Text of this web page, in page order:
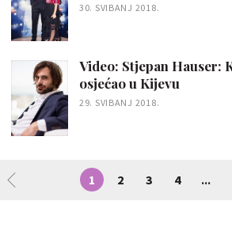
30. SVIBANJ 2018.
Video: Stjepan Hauser:
osjećao u Kijevu
29. SVIBANJ 2018.
1 2 3 4 ...